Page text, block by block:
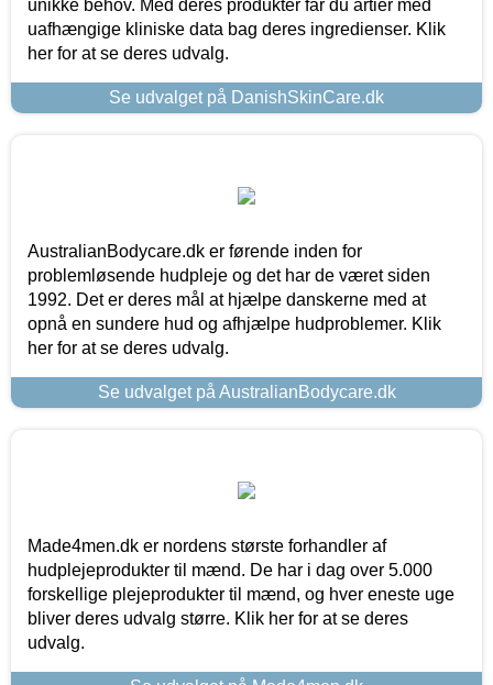
unikke behov. Med deres produkter får du årtier med
uafhængige kliniske data bag deres ingredienser. Klik
her for at se deres udvalg.
Se udvalget på DanishSkinCare.dk
AustralianBodycare.dk er førende inden for
problemløsende hudpleje og det har de været siden
1992. Det er deres mål at hjælpe danskerne med at
opnå en sundere hud og afhjælpe hudproblemer. Klik
her for at se deres udvalg.
Se udvalget på AustralianBodycare.dk
Made4men.dk er nordens største forhandler af
hudplejeprodukter til mænd. De har i dag over 5.000
forskellige plejeprodukter til mænd, og hver eneste uge
bliver deres udvalg større. Klik her for at se deres
udvalg.